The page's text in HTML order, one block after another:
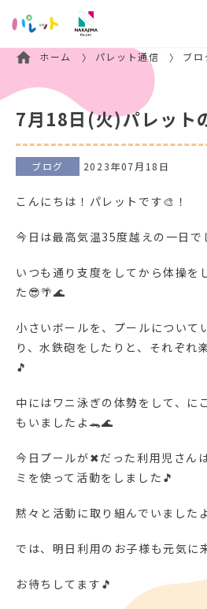
ホーム パレット通信 ブロ
7月18日(火)パレット
ブログ 2023年07月18日
こんにちは！パレットです🎨！
今日は最高気温35度越えの一日で
いつも通り支度をしてから体操を
た😎🌴🌊
小さいボールを、プールについて
り、水鉄砲をしたりと、それぞれ
🎵
中にはワニ泳ぎの体勢をして、に
もいましたよ🐊🌊
今日プールが✖だった利用児さん
ミを使って活動をしました🎵
黙々と活動に取り組んでいました
では、明日利用のお子様も元気に
お待ちしてます🎵